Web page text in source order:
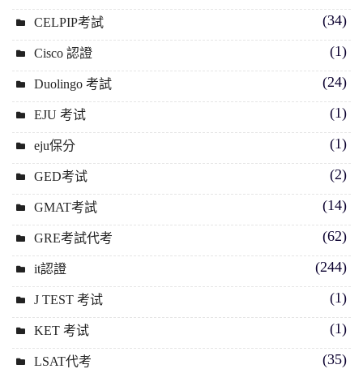
CELPIP考試 (34)
Cisco 認證 (1)
Duolingo 考試 (24)
EJU 考试 (1)
eju保分 (1)
GED考试 (2)
GMAT考試 (14)
GRE考試代考 (62)
it認證 (244)
J TEST 考试 (1)
KET 考试 (1)
LSAT代考 (35)